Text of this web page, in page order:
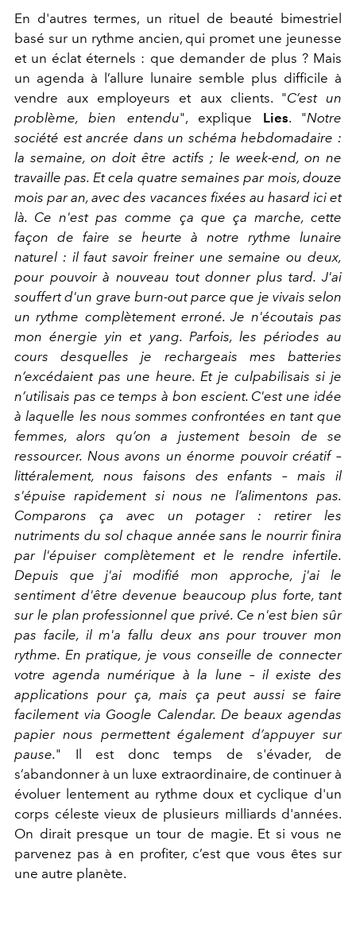
En d'autres termes, un rituel de beauté bimestriel
basé sur un rythme ancien, qui promet une jeunesse
et un éclat éternels : que demander de plus ? Mais
un agenda à l’allure lunaire semble plus difficile à
vendre aux employeurs et aux clients. "C’est un
problème, bien entendu", explique Lies. "Notre
société est ancrée dans un schéma hebdomadaire :
la semaine, on doit être actifs ; le week-end, on ne
travaille pas. Et cela quatre semaines par mois, douze
mois par an, avec des vacances fixées au hasard ici et
là. Ce n'est pas comme ça que ça marche, cette
façon de faire se heurte à notre rythme lunaire
naturel : il faut savoir freiner une semaine ou deux,
pour pouvoir à nouveau tout donner plus tard. J'ai
souffert d'un grave burn-out parce que je vivais selon
un rythme complètement erroné. Je n'écoutais pas
mon énergie yin et yang. Parfois, les périodes au
cours desquelles je rechargeais mes batteries
n’excédaient pas une heure. Et je culpabilisais si je
n’utilisais pas ce temps à bon escient. C'est une idée
à laquelle les nous sommes confrontées en tant que
femmes, alors qu’on a justement besoin de se
ressourcer. Nous avons un énorme pouvoir créatif –
littéralement, nous faisons des enfants – mais il
s'épuise rapidement si nous ne l’alimentons pas.
Comparons ça avec un potager : retirer les
nutriments du sol chaque année sans le nourrir finira
par l'épuiser complètement et le rendre infertile.
Depuis que j'ai modifié mon approche, j'ai le
sentiment d'être devenue beaucoup plus forte, tant
sur le plan professionnel que privé. Ce n'est bien sûr
pas facile, il m'a fallu deux ans pour trouver mon
rythme. En pratique, je vous conseille de connecter
votre agenda numérique à la lune – il existe des
applications pour ça, mais ça peut aussi se faire
facilement via Google Calendar. De beaux agendas
papier nous permettent également d’appuyer sur
pause." Il est donc temps de s'évader, de
s’abandonner à un luxe extraordinaire, de continuer à
évoluer lentement au rythme doux et cyclique d'un
corps céleste vieux de plusieurs milliards d'années.
On dirait presque un tour de magie. Et si vous ne
parvenez pas à en profiter, c’est que vous êtes sur
une autre planète.